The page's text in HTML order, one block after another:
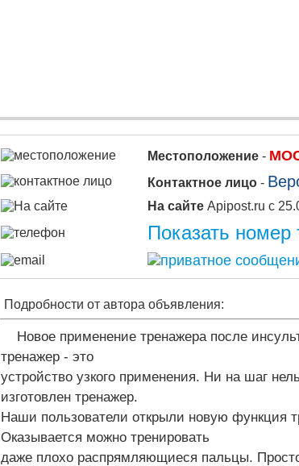
Местоположение -
Контактное лицо -
На сайте
Показать
Подробности от автора объявления:
Новое применение тренажера после
тренажер - это
устройство узкого применения. Ни на шаг
изготовлен тренажер.
Наши пользователи открыли новую функция
Оказывается можно тренировать
даже плохо распрямляющиеся пальцы.